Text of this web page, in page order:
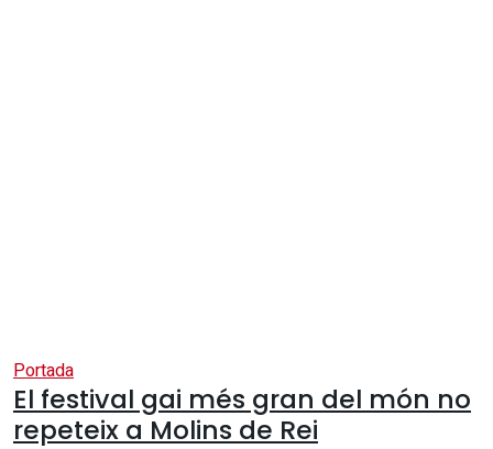
Portada
El festival gai més gran del món no
repeteix a Molins de Rei